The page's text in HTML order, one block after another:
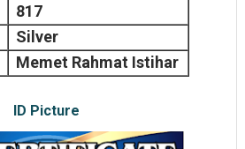
817
Silver
Memet Rahmat Istihar
ID Picture